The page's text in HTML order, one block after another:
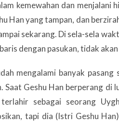
kemewahan dan menjalani
Han yang tampan, dan
sekarang. Di sela-sela
dengan pasukan, tidak
mengalami banyak
Saat Geshu Han berperang di
sebagai seorang
tapi dia (Istri Geshu